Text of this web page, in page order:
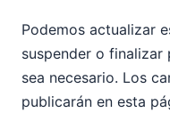
Podemos actualizar
suspender o
sea necesario. Los
publicarán en esta